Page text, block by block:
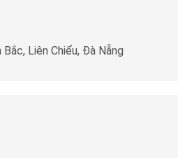
Liên Chiểu, Đà Nẵng